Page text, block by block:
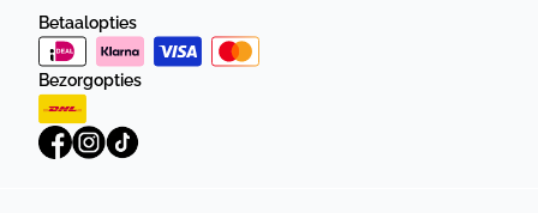
Betaalopties
Bezorgopties